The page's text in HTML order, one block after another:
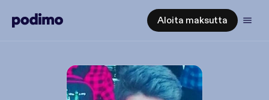
Aloita maksutta